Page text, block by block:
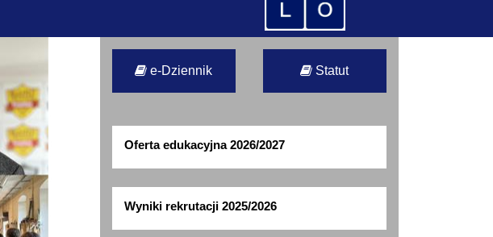
e-Dziennik Statut
Oferta edukacyjna 2026/2027
Wyniki rekrutacji 2025/2026